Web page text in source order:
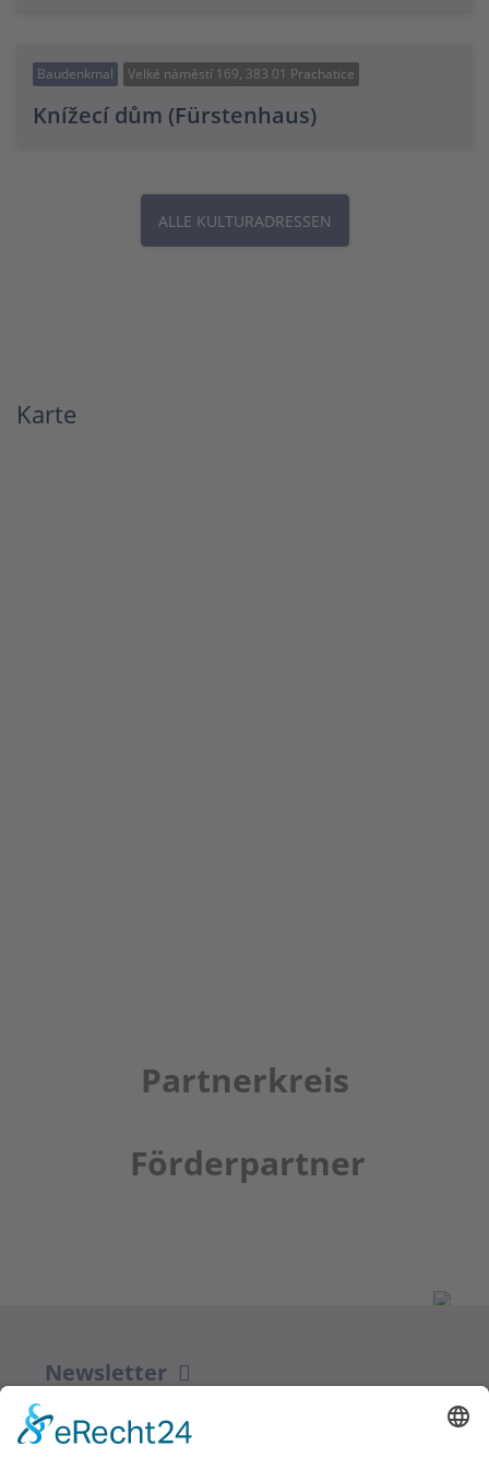
Baudenkmal Velké náměstí 169, 383 01 Prachatice
Knížecí dům (Fürstenhaus)
ALLE KULTURADRESSEN
Karte
Partnerkreis
Förderpartner
Newsletter
ZUR ANMELDUNG